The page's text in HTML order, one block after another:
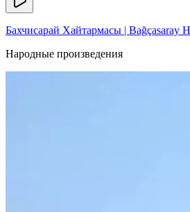
Бахчисарай Хайтармасы | Bağçasaray
Народные произведения